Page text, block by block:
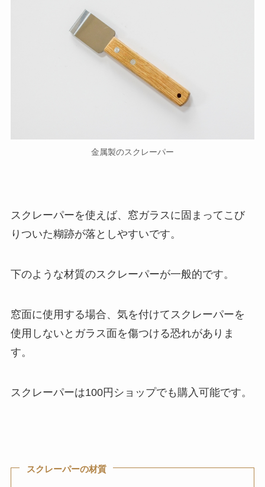
金属製のスクレーパー
スクレーパーを使えば、窓ガラスに固まってこび
りついた糊跡が落としやすいです。
下のような材質のスクレーパーが一般的です。
窓面に使用する場合、気を付けてスクレーパーを
使用しないとガラス面を傷つける恐れがありま
す。
スクレーパーは100円ショップでも購入可能です。
スクレーパーの材質